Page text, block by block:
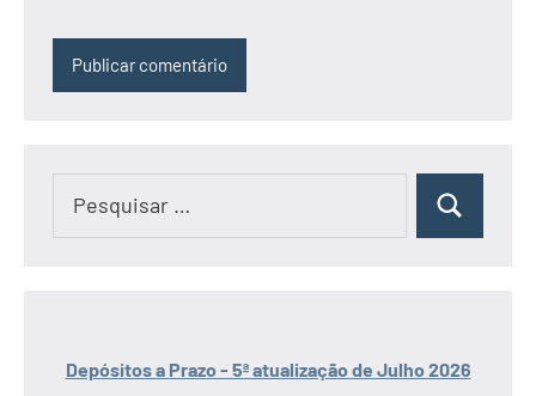
Pesquisar
Depósitos a Prazo - 5ª atualização de Julho 2026